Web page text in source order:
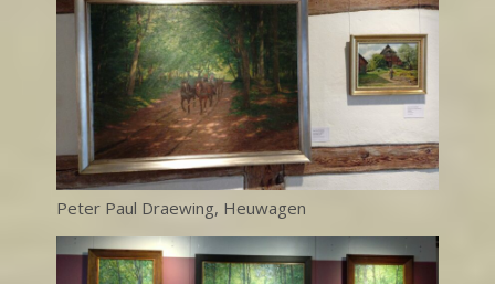
Peter Paul Draewing, Heuwagen